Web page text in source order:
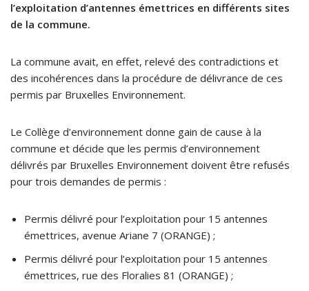
l’exploitation d’antennes émettrices en différents sites
de la commune.
La commune avait, en effet, relevé des contradictions et
des incohérences dans la procédure de délivrance de ces
permis par Bruxelles Environnement.
Le Collège d’environnement donne gain de cause à la
commune et décide que les permis d’environnement
délivrés par Bruxelles Environnement doivent être refusés
pour trois demandes de permis :
Permis délivré pour l’exploitation pour 15 antennes
émettrices, avenue Ariane 7 (ORANGE) ;
Permis délivré pour l’exploitation pour 15 antennes
émettrices, rue des Floralies 81 (ORANGE) ;